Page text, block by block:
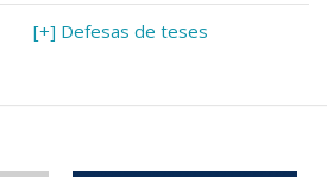
[+] Defesas de teses